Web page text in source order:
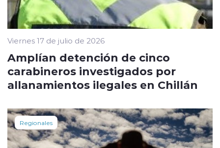
Viernes 17 de julio de 2026
Amplían detención de cinco
carabineros investigados por
allanamientos ilegales en Chillán
Regionales